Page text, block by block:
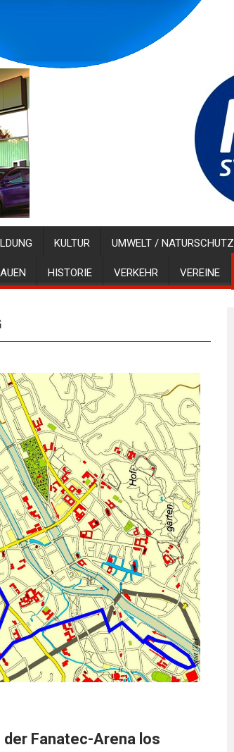
KULTUR UMWELT / NATURSCHUTZ
HISTORIE VERKEHR VEREINE
der Fanatec-Arena los